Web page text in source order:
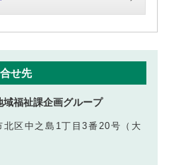
せ先
福祉課企画グループ
区中之島1丁目3番20号（大